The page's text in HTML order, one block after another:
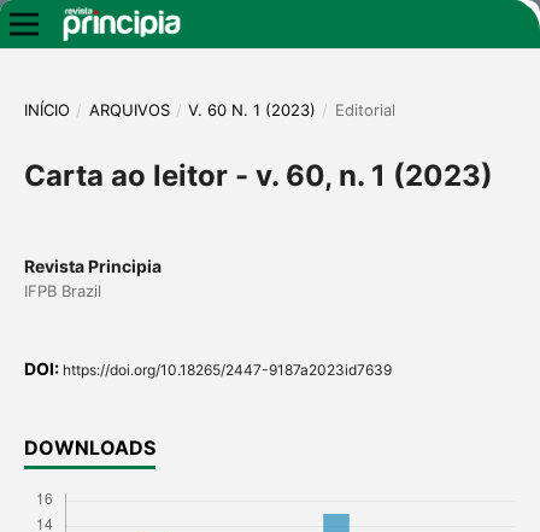
INÍCIO / ARQUIVOS / V. 60 N. 1 (2023) / Editorial
Carta ao leitor - v. 60, n. 1 (2023)
Revista Principia
IFPB Brazil
DOI: https://doi.org/10.18265/2447-9187a2023id7639
DOWNLOADS